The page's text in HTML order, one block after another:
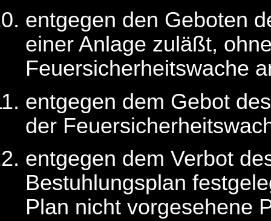
entgegen den Geboten
einer Anlage zuläßt,
Feuersicherheitswache
entgegen dem Gebot
der
entgegen dem Verbot
Bestuhlungsplan
Plan nicht vorgesehene